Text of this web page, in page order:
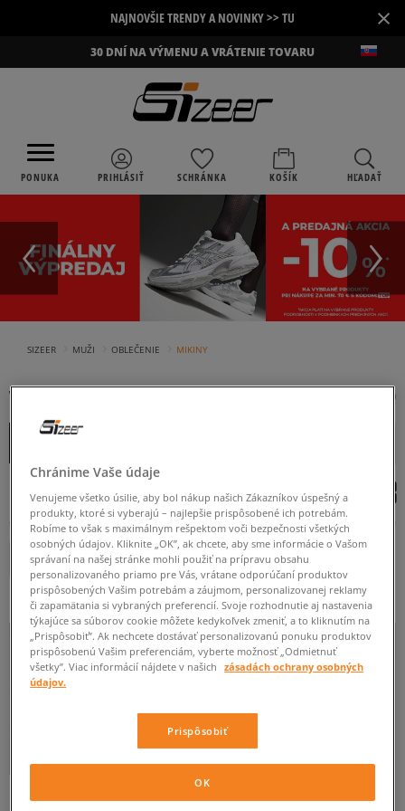
NAJNOVŠIE TRENDY A NOVINKY >> TU ×
30 DNÍ NA VÝMENU A VRÁTENIE TOVARU
PONUKA PRIHLÁSIŤ SCHRÁNKA KOŠÍK HĽADAŤ
SIZEER MUŽI OBLEČENIE MIKINY
VANS PÁNSKE MIKINY )
OD
Viac
M L XL BR
ŠTANDARDNÝ
VANS Odstráň
-10 % S KÓDOM: TOP (MIN. 70 €) -10 % S KÓDOM: TOP (MIN. 70 €)
Chránime Vaše údaje
Venujeme všetko úsilie, aby bol nákup našich Zákazníkov úspešný a
produkty, ktoré si vyberajú – najlepšie prispôsobené ich potrebám.
Robíme to však s maximálnym rešpektom voči bezpečnosti všetkých
osobných údajov. Kliknite „OK”, ak chcete, aby sme informácie o Vašom
správaní na našej stránke mohli použiť na prípravu obsahu
personalizovaného priamo pre Vás, vrátane odporúčaní produktov
prispôsobených Vašim potrebám a záujmom, personalizovanej reklamy
či zapamätania si vybraných preferencií. Svoje rozhodnutie aj nastavenia
týkajúce sa súborov cookie môžete kedykoľvek zmeniť, a to kliknutím na
„Prispôsobiť”. Ak nechcete dostávať personalizovanú ponuku produktov
prispôsobenú Vašim preferenciám, vyberte možnosť „Odmietnuť
všetky”. Viac informácií nájdete v našich
zásadách ochrany osobných
údajov.
Prispôsobiť
OK